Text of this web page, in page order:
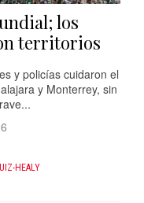
los
territorios
y policías cuidaron el
y Monterrey, sin
HEALY